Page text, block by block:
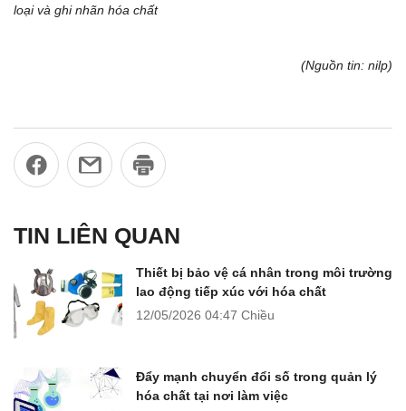
loại và ghi nhãn hóa chất
(Nguồn tin: nilp)
TIN LIÊN QUAN
Thiết bị bảo vệ cá nhân trong môi trường
lao động tiếp xúc với hóa chất
12/05/2026 04:47 Chiều
Đẩy mạnh chuyển đổi số trong quản lý
hóa chất tại nơi làm việc